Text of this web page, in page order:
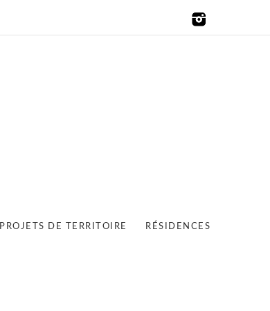
PROJETS DE TERRITOIRE RÉSIDENCES